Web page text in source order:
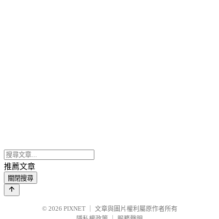
推薦文章
關閉搜尋
© 2026 PIXNET
文章與圖片權利屬原作者所有